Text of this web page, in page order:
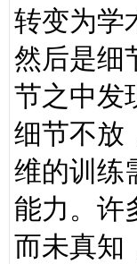
转变为学
然后是细
节之中发
细节不放
维的训练
能力。许
而未真知